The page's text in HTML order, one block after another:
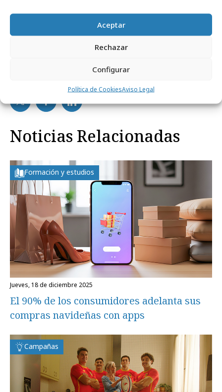
Aceptar
Rechazar
Configurar
Política de CookiesAviso Legal
competición.
Noticias Relacionadas
Formación y estudios
jueves, 18 de diciembre 2025
El 90% de los consumidores adelanta sus
compras navideñas con apps
Campañas